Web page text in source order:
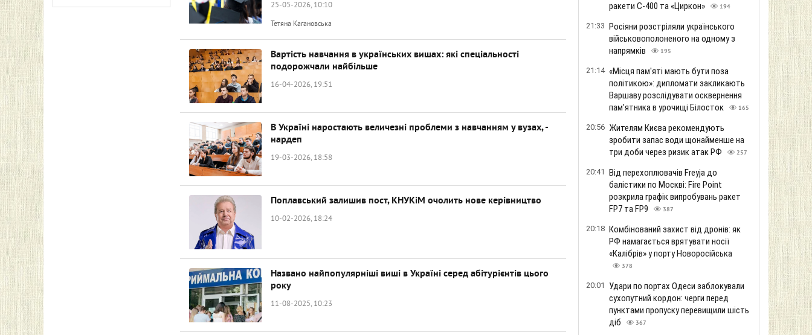
25-05-2026, 10:10
Тетяна Кагановська
Вартість навчання в українських вишах: які спеціальності
подорожчали найбільше
16-04-2026, 19:51
В Україні наростають величезні проблеми з навчанням у вузах, -
нардеп
19-03-2026, 18:58
Поплавський залишив пост, КНУКіМ очолить нове керівництво
10-02-2026, 18:24
Названо найпопулярніші виші в Україні серед абітурієнтів цього
року
11-08-2025, 10:23
ракети С-400 та «Циркон»
194
21:33 Росіяни розстріляли українського
військовополоненого на одному з
напрямків
195
21:14 «Місця пам'яті мають бути поза
політикою»: дипломати закликають
Варшаву розслідувати осквернення
пам'ятника в урочищі Білосток
165
20:56 Жителям Києва рекомендують
зробити запас води щонайменше на
три доби через ризик атак РФ
257
20:41 Від перехоплювачів Freyja до
балістики по Москві: Fire Point
розкрила графік випробувань ракет
FP7 та FP9
387
20:18 Комбінований захист від дронів: як
РФ намагається врятувати носії
«Калібрів» у порту Новоросійська
378
20:01
Удари по портах Одеси заблокували
сухопутний кордон: черги перед
пунктами пропуску перевищили шість
діб
367